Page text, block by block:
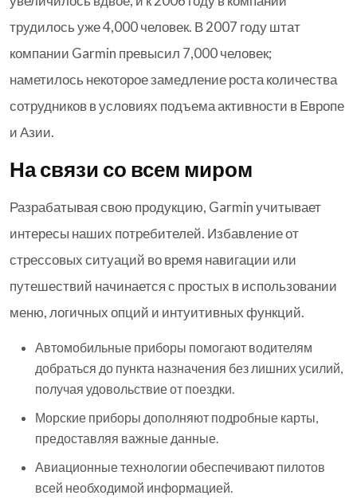
трудилось уже 4,000 человек. В 2007 году штат
компании Garmin превысил 7,000 человек;
наметилось некоторое замедление роста количества
сотрудников в условиях подъема активности в Европе
и Азии.
На связи со всем миром
Разрабатывая свою продукцию, Garmin учитывает
интересы наших потребителей. Избавление от
стрессовых ситуаций во время навигации или
путешествий начинается с простых в использовании
меню, логичных опций и интуитивных функций.
Автомобильные приборы помогают водителям
добраться до пункта назначения без лишних усилий,
получая удовольствие от поездки.
Морские приборы дополняют подробные карты,
предоставляя важные данные.
Авиационные технологии обеспечивают пилотов
всей необходимой информацией.